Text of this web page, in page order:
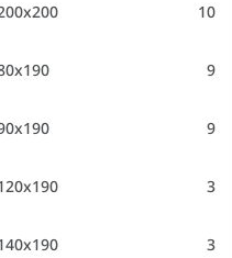
10
9
9
3
3